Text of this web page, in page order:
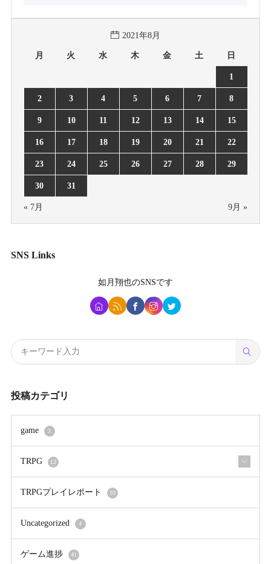
2021年8月
月 火 水 木 金 土 日
1
2 3 4 5 6 7 8
9 10 11 12 13 14 15
16 17 18 19 20 21 22
23 24 25 26 27 28 29
30 31
« 7月 9月 »
SNS Links
如月翔也のSNSです
投稿カテゴリ
game 3
TRPG 12
TRPGプレイレポート 10
Uncategorized 4
ゲーム進捗 41